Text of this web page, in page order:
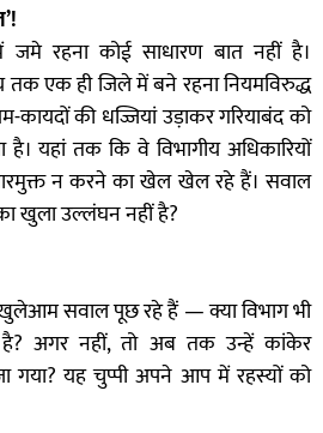
रहना कोई साधारण बात नहीं है।
एक ही जिले में बने रहना नियमविरुद्ध
कायदों की धज्जियां उड़ाकर गरियाबंद को
है। यहां तक कि वे विभागीय अधिकारियों
न करने का खेल खेल रहे हैं। सवाल
खुला उल्लंघन नहीं है?
सवाल पूछ रहे हैं — क्या विभाग भी
अगर नहीं, तो अब तक उन्हें कांकेर
गया? यह चुप्पी अपने आप में रहस्यों को